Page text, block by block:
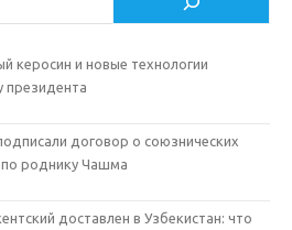
керосин и новые технологии
президента
договор о союзнических
роднику Чашма
доставлен в Узбекистан: что